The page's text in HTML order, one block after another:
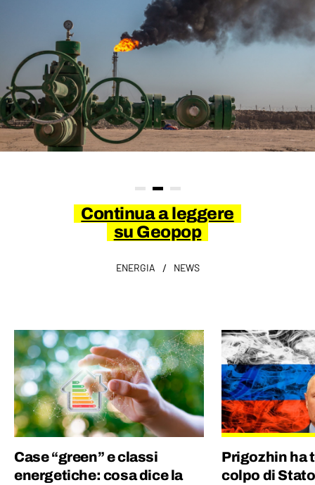
Continua a leggere
su Geopop
ENERGIA / NEWS
Case “green” e classi
energetiche: cosa dice la
Prigozhin ha
colpo di